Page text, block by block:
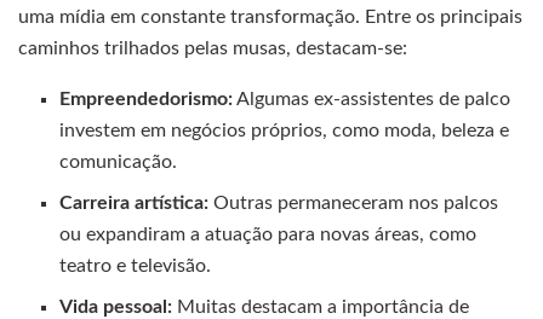
uma mídia em constante transformação. Entre os principais
caminhos trilhados pelas musas, destacam-se:
Empreendedorismo:Algumas ex-assistentes de palco
investem em negócios próprios, como moda, beleza e
comunicação.
Carreira artística: Outras permaneceram nos palcos
ou expandiram a atuação para novas áreas, como
teatro e televisão.
Vida pessoal: Muitas destacam a importância de